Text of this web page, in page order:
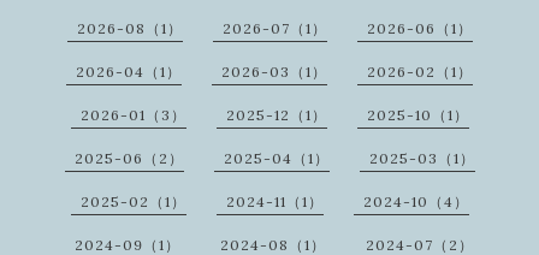
2026-08（1） 2026-07（1） 2026-06（1）
2026-04（1） 2026-03（1） 2026-02（1）
2026-01（3） 2025-12（1） 2025-10（1）
2025-06（2） 2025-04（1） 2025-03（1）
2025-02（1） 2024-11（1） 2024-10（4）
2024-09（1） 2024-08（1） 2024-07（2）